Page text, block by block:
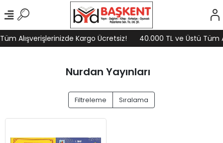
Alışverişlerinizde Kargo Ücretsiz! 40.000 TL ve Üstü Tüm
Nurdan Yayınları
Filtreleme Sıralama